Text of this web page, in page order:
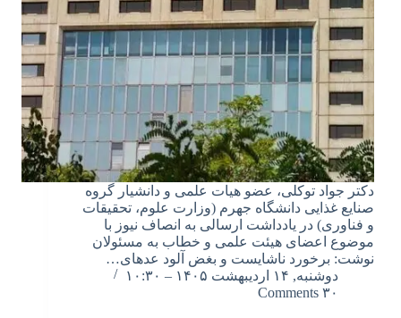
دکتر جواد توکلی، عضو هیات علمی و دانشیار گروه
صنایع غذایی دانشگاه جهرم (وزارت علوم، تحقیقات
و فناوری) در یادداشت ارسالی به انصاف نیوز با
موضوع اعضای هیئت علمی و خطاب به مسئولان
نوشت: برخورد ناشایست و بغض­ آلود عده­ای…
دوشنبه, ۱۴ اردیبهشت ۱۴۰۵ – ۱۰:۳۰
۳۰ Comments